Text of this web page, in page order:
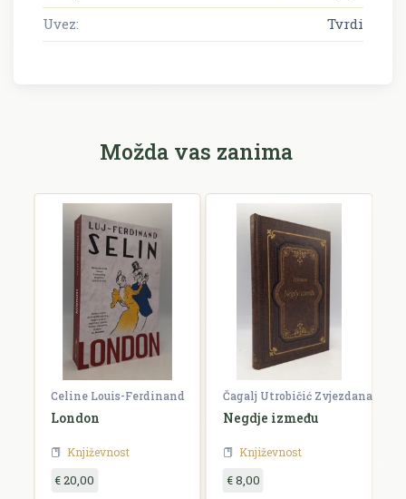
Uvez:
Tvrdi
Možda vas zanima
Celine Louis-Ferdinand
London
Književnost
€ 20,00
Čagalj Utrobičić Zvjezdana
Negdje između
Književnost
€ 8,00